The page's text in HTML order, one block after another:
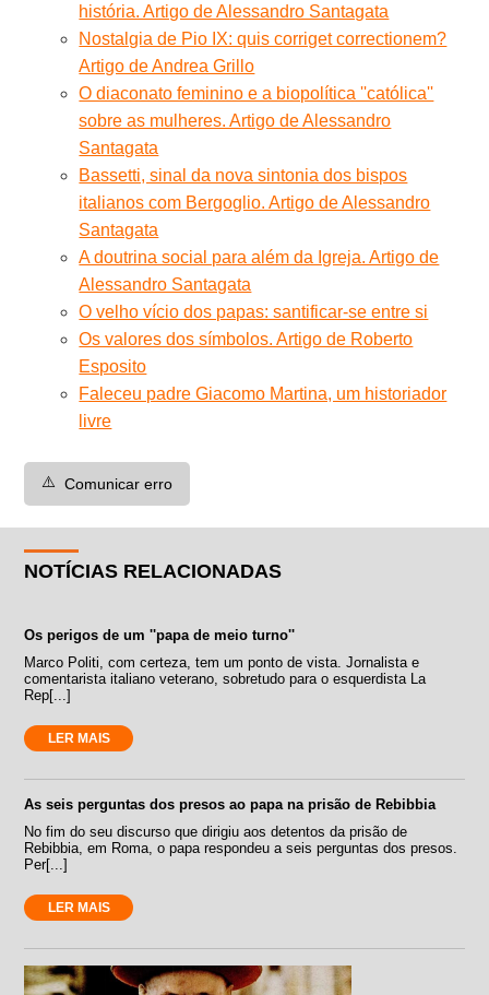
história. Artigo de Alessandro Santagata
Nostalgia de Pio IX: quis corriget correctionem?
Artigo de Andrea Grillo
O diaconato feminino e a biopolítica ''católica''
sobre as mulheres. Artigo de Alessandro
Santagata
Bassetti, sinal da nova sintonia dos bispos
italianos com Bergoglio. Artigo de Alessandro
Santagata
A doutrina social para além da Igreja. Artigo de
Alessandro Santagata
O velho vício dos papas: santificar-se entre si
Os valores dos símbolos. Artigo de Roberto
Esposito
Faleceu padre Giacomo Martina, um historiador
livre
⚠️ Comunicar erro
NOTÍCIAS RELACIONADAS
Os perigos de um ''papa de meio turno''
Marco Politi, com certeza, tem um ponto de vista. Jornalista e
comentarista italiano veterano, sobretudo para o esquerdista La
Rep[...]
LER MAIS
As seis perguntas dos presos ao papa na prisão de Rebibbia
No fim do seu discurso que dirigiu aos detentos da prisão de
Rebibbia, em Roma, o papa respondeu a seis perguntas dos presos.
Per[...]
LER MAIS